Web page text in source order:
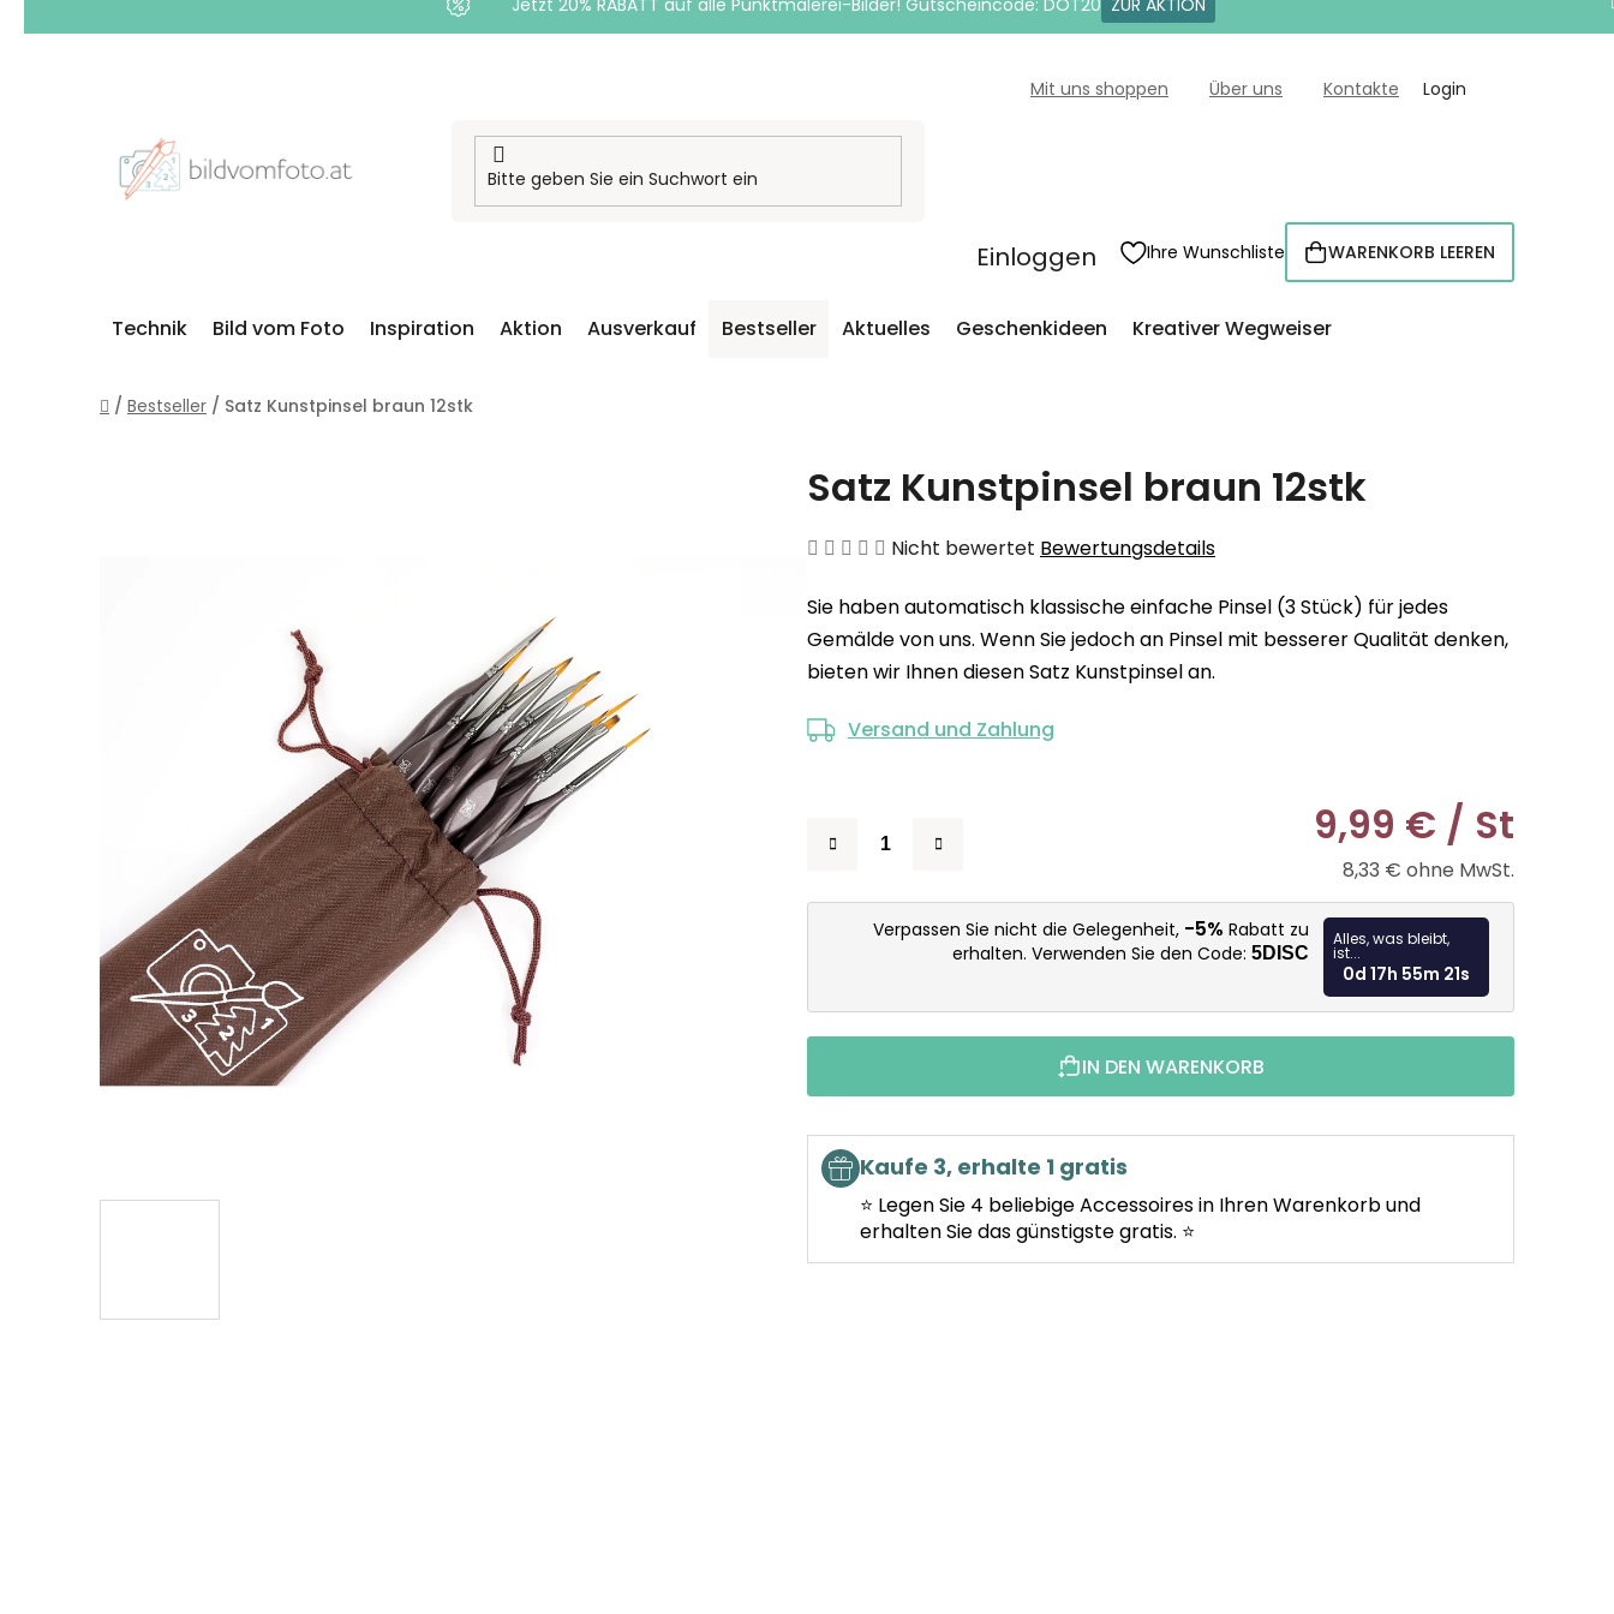
Jetzt 20% RABATT auf alle Punktmalerei-Bilder! Gutscheincode: DOT20 ZUR AKTION
Mit uns shoppen Über uns Kontakte Login
Einloggen Ihre Wunschliste WARENKORB
WARENKORB LEEREN
Technik Bild vom Foto Inspiration Aktion Ausverkauf Bestseller Aktuelles Geschenkideen Kreativer Wegweiser
Startseite
/ Bestseller / Satz Kunstpinsel braun 12stk
Satz Kunstpinsel braun 12stk
Die
Produktbewertung
ist
0,0
5
Nicht bewertet Bewertungsdetails
Sie haben automatisch klassische einfache Pinsel (3 Stück) für jedes
Gemälde von uns. Wenn Sie jedoch an Pinsel mit besserer Qualität denken,
bieten wir Ihnen diesen Satz Kunstpinsel an.
Versand und Zahlung
9,99 € / St
8,33 € ohne MwSt.
Verpassen Sie nicht die Gelegenheit, -5% Rabatt zu
erhalten. Verwenden Sie den Code: 5DISC
Alles, was bleibt,
ist...
0d 17h 55m 19s
IN DEN WARENKORB
Kaufe 3, erhalte 1 gratis
⭐ Legen Sie 4 beliebige Accessoires in Ihren Warenkorb und
erhalten Sie das günstigste gratis. ⭐